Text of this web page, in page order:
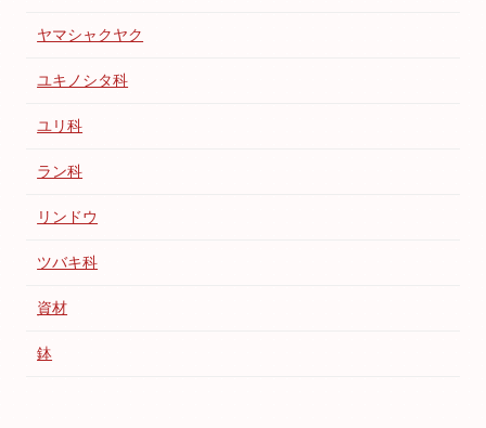
ヤマシャクヤク
ユキノシタ科
ユリ科
ラン科
リンドウ
ツバキ科
資材
鉢